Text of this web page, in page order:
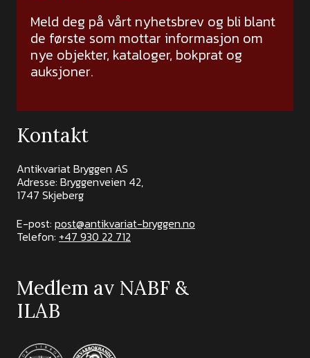
Meld deg på vårt nyhetsbrev og bli blant
de første som mottar informasjon om
nye objekter, kataloger, bokprat og
auksjoner.
Kontakt
Antikvariat Bryggen AS
Adresse: Bryggenveien 42,
1747 Skjeberg
E-post: post@antikvariat-bryggen.no
Telefon: +47 930 22 712
Medlem av NABF &
ILAB